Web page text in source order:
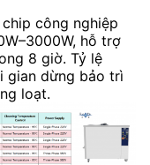
công nghiệp
hỗ trợ
8 giờ. Tỷ lệ
gian dừng bảo trì
loạt.